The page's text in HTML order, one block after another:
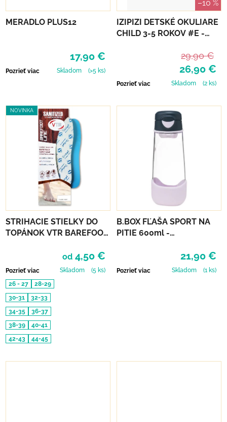
MERADLO PLUS12
17,90 €
Pozrieť viac Skladom (>5 ks)
–10 %
IZIPIZI DETSKÉ OKULIARE
CHILD 3-5 ROKOV #E -
26,90 €
29,90 €
Pozrieť viac Skladom (2 ks)
NOVINKA
STRIHACIE STIELKY DO
TOPÁNOK VTR BAREFOOT
od 4,50 €
Pozrieť viac Skladom
(5 ks)
26 - 27
28-29
30-31
32-33
34-35
36-37
38-39
40-41
42-43
44-45
B.BOX FĽAŠA SPORT NA
PITIE 600ml -
21,90 €
Pozrieť viac Skladom (1 ks)